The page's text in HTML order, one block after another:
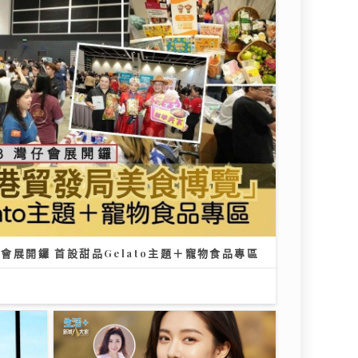
界出
到
世界盃決賽｜球迷逼爆黃埔美食坊直
擊西班牙奪冠 300吋巨型大屏幕睇
入球勁震撼
20/07/2026